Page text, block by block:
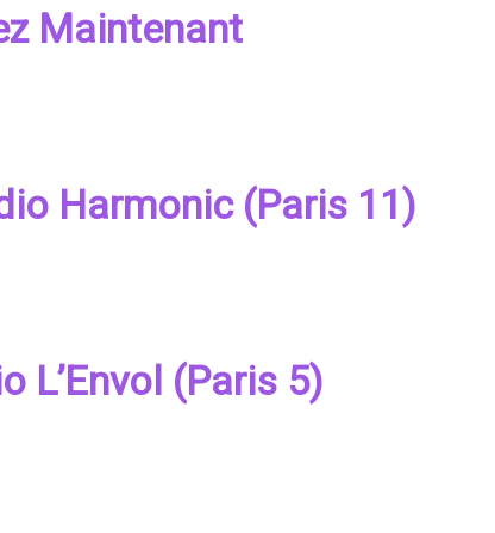
Maintenant
Harmonic (Paris 11)
L’Envol (Paris 5)